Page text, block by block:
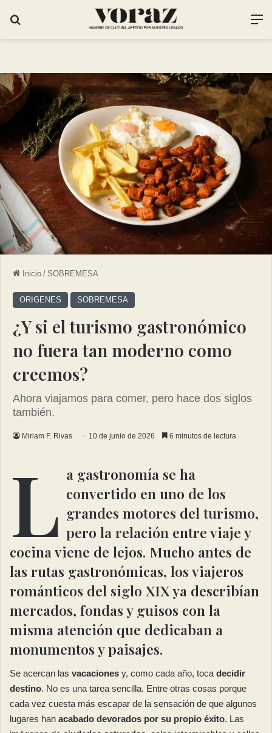
Inicio / SOBREMESA
ORIGENES SOBREMESA
¿Y si el turismo gastronómico
no fuera tan moderno como
creemos?
Ahora viajamos para comer, pero hace dos siglos
también.
Miriam F. Rivas 10 de junio de 2026 6 minutos de lectura
L a gastronomía se ha
convertido en uno de los
grandes motores del turismo,
pero la relación entre viaje y
cocina viene de lejos. Mucho antes de
las rutas gastronómicas, los viajeros
románticos del siglo XIX ya describían
mercados, fondas y guisos con la
misma atención que dedicaban a
monumentos y paisajes.
Se acercan las vacaciones y, como cada año, toca decidir
destino. No es una tarea sencilla. Entre otras cosas porque
cada vez cuesta más escapar de la sensación de que algunos
lugares han acabado devorados por su propio éxito. Las